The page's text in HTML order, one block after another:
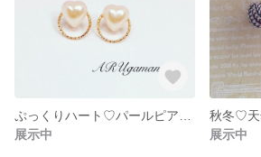
展示中
展示中